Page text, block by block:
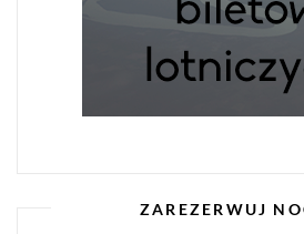
ZAREZERWUJ